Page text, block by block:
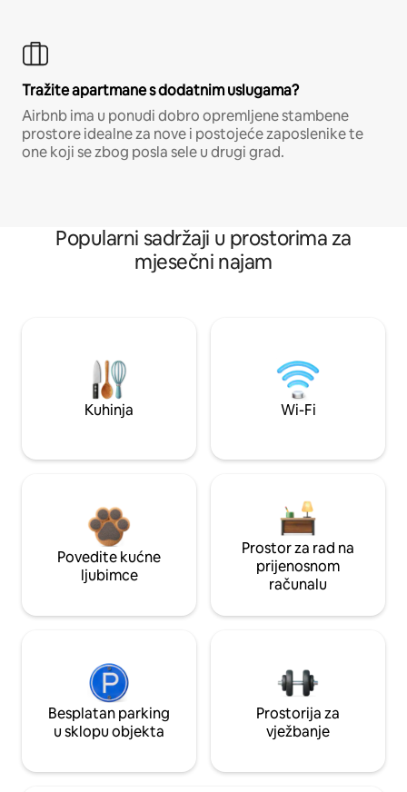
Tražite apartmane s dodatnim uslugama?
Airbnb ima u ponudi dobro opremljene stambene
prostore idealne za nove i postojeće zaposlenike te
one koji se zbog posla sele u drugi grad.
Popularni sadržaji u prostorima za
mjesečni najam
Kuhinja Wi-Fi
Povedite kućne
ljubimce
Prostor za rad na
prijenosnom
računalu
Besplatan parking
u sklopu objekta
Prostorija za
vježbanje